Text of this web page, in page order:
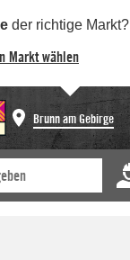
der richtige Markt?
Markt wählen
Brunn am Gebirge